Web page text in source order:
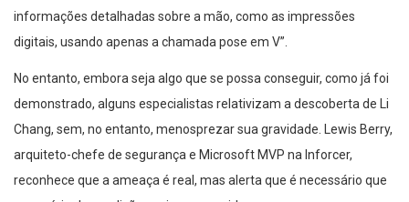
informações detalhadas sobre a mão, como as impressões
digitais, usando apenas a chamada pose em V”.
No entanto, embora seja algo que se possa conseguir, como já foi
demonstrado, alguns especialistas relativizam a descoberta de Li
Chang, sem, no entanto, menosprezar sua gravidade. Lewis Berry,
arquiteto-chefe de segurança e Microsoft MVP na Inforcer,
reconhece que a ameaça é real, mas alerta que é necessário que